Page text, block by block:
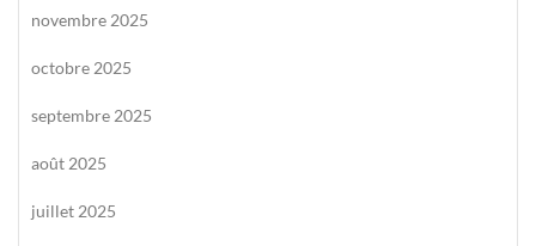
novembre 2025
octobre 2025
septembre 2025
août 2025
juillet 2025